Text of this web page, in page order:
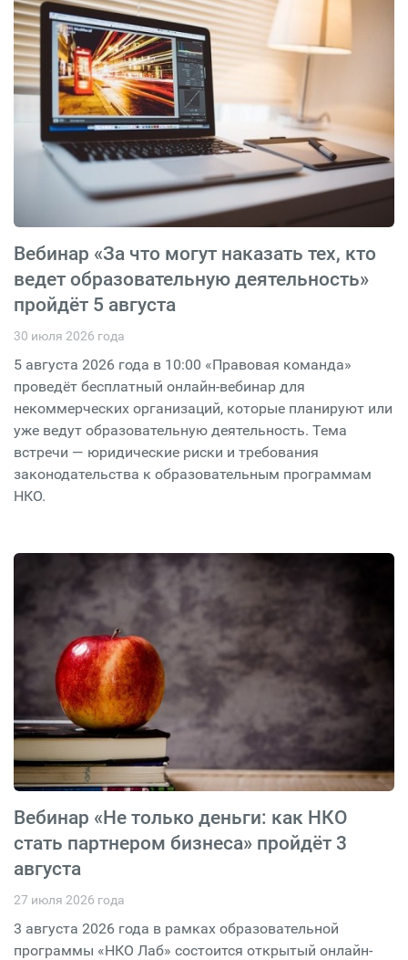
Вебинар «За что могут наказать тех, кто
ведет образовательную деятельность»
пройдёт 5 августа
30 июля 2026 года
5 августа 2026 года в 10:00 «Правовая команда»
проведёт бесплатный онлайн-вебинар для
некоммерческих организаций, которые планируют или
уже ведут образовательную деятельность. Тема
встречи — юридические риски и требования
законодательства к образовательным программам
НКО.
Вебинар «Не только деньги: как НКО
стать партнером бизнеса» пройдёт 3
августа
27 июля 2026 года
3 августа 2026 года в рамках образовательной
программы «НКО Лаб» состоится открытый онлайн-